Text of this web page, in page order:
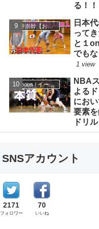
る！！
大井崇幹【おおいたかよし】
日本
って
と１
でもな
1 view
eHoops / イー・フープス
NBA
よる
にお
要素
ドリル
SNSアカウント
2171
フォロワー
70
いいね